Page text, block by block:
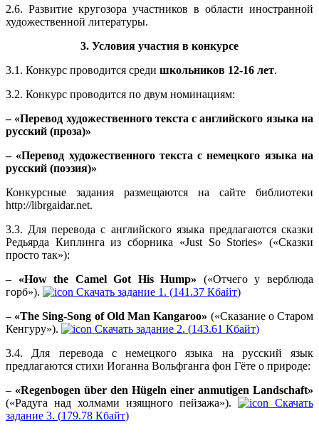
2.6. Развитие кругозора участников в области иностранной
художественной литературы.
3. Условия участия в конкурсе
3.1. Конкурс проводится среди школьников 12-16 лет.
3.2. Конкурс проводится по двум номинациям:
– «Перевод художественного текста с английского языка на
русский (проза)»
– «Перевод художественного текста с немецкого языка на
русский (поэзия)»
Конкурсные задания размещаются на сайте библиотеки
http://librgaidar.net.
3.3. Для перевода с английского языка предлагаются сказки
Редьярда Киплинга из сборника «Just So Stories» («Сказки
просто так»):
– «How the Camel Got His Hump» («Отчего у верблюда
горб»).
Скачать задание 1. (141.37 Кбайт)
– «The Sing-Song of Old Man Kangaroo» («Сказание о Старом
Кенгуру»).
Скачать задание 2. (143.61 Кбайт)
3.4. Для перевода с немецкого языка на русский язык
предлагаются стихи Иоганна Вольфганга фон Гёте о природе:
– «Regenbogen über den Hügeln einer anmutigen Landschaft»
(«Радуга над холмами изящного пейзажа»).
Скачать
задание 3. (179.78 Кбайт)